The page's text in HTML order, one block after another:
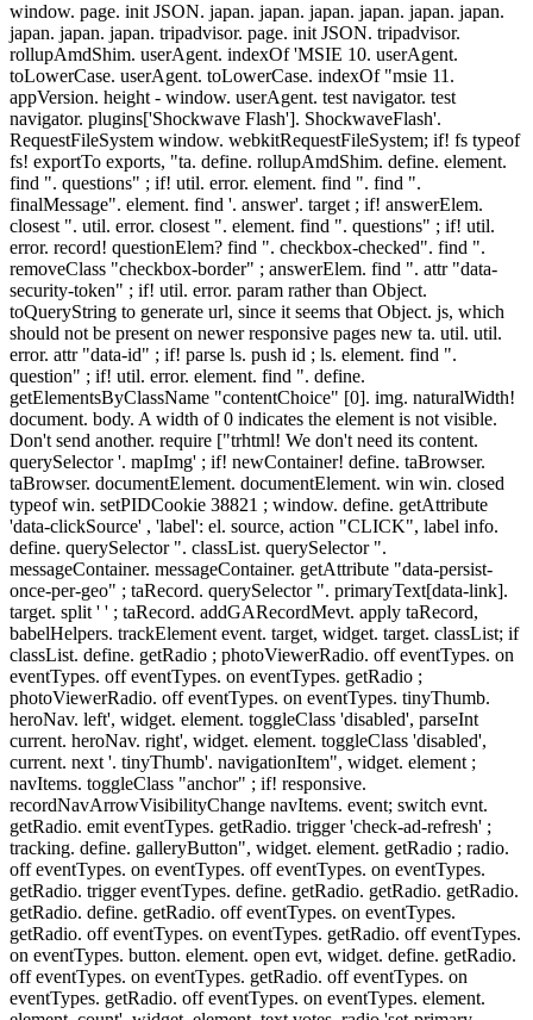
window. page. init JSON. japan. japan. japan. japan. japan. japan.
japan. japan. japan. tripadvisor. page. init JSON. tripadvisor.
rollupAmdShim. userAgent. indexOf 'MSIE 10. userAgent.
toLowerCase. userAgent. toLowerCase. indexOf "msie 11.
appVersion. height - window. userAgent. test navigator. test
navigator. plugins['Shockwave Flash']. ShockwaveFlash'.
RequestFileSystem window. webkitRequestFileSystem; if! fs typeof
fs! exportTo exports, "ta. define. rollupAmdShim. define. element.
find ". questions" ; if! util. error. element. find ". find ".
finalMessage". element. find '. answer'. target ; if! answerElem.
closest ". util. error. closest ". element. find ". questions" ; if! util.
error. record! questionElem? find ". checkbox-checked". find ".
removeClass "checkbox-border" ; answerElem. find ". attr "data-
security-token" ; if! util. error. param rather than Object.
toQueryString to generate url, since it seems that Object. js, which
should not be present on newer responsive pages new ta. util. util.
error. attr "data-id" ; if! parse ls. push id ; ls. element. find ".
question" ; if! util. error. element. find ". define.
getElementsByClassName "contentChoice" [0]. img. naturalWidth!
document. body. A width of 0 indicates the element is not visible.
Don't send another. require ["trhtml! We don't need its content.
querySelector '. mapImg' ; if! newContainer! define. taBrowser.
taBrowser. documentElement. documentElement. win win. closed
typeof win. setPIDCookie 38821 ; window. define. getAttribute
'data-clickSource' , 'label': el. source, action "CLICK", label info.
define. querySelector ". classList. querySelector ".
messageContainer. messageContainer. getAttribute "data-persist-
once-per-geo" ; taRecord. querySelector ". primaryText[data-link].
target. split ' ' ; taRecord. addGARecordMevt. apply taRecord,
babelHelpers. trackElement event. target, widget. target. classList; if
classList. define. getRadio ; photoViewerRadio. off eventTypes. on
eventTypes. off eventTypes. on eventTypes. getRadio ;
photoViewerRadio. off eventTypes. on eventTypes. tinyThumb.
heroNav. left', widget. element. toggleClass 'disabled', parseInt
current. heroNav. right', widget. element. toggleClass 'disabled',
current. next '. tinyThumb'. navigationItem", widget. element ;
navItems. toggleClass "anchor" ; if! responsive.
recordNavArrowVisibilityChange navItems. event; switch evnt.
getRadio. emit eventTypes. getRadio. trigger 'check-ad-refresh' ;
tracking. define. galleryButton", widget. element. getRadio ; radio.
off eventTypes. on eventTypes. off eventTypes. on eventTypes.
getRadio. trigger eventTypes. define. getRadio. getRadio. getRadio.
getRadio. define. getRadio. off eventTypes. on eventTypes.
getRadio. off eventTypes. on eventTypes. getRadio. off eventTypes.
on eventTypes. button. element. open evt, widget. define. getRadio.
off eventTypes. on eventTypes. getRadio. off eventTypes. on
eventTypes. getRadio. off eventTypes. on eventTypes. element.